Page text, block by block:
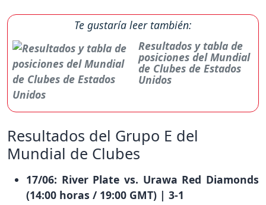
Te gustaría leer también:
Resultados y tabla de
posiciones del Mundial
de Clubes de Estados
Unidos
Resultados del Grupo E del
Mundial de Clubes
17/06: River Plate vs. Urawa Red Diamonds
(14:00 horas / 19:00 GMT) | 3-1